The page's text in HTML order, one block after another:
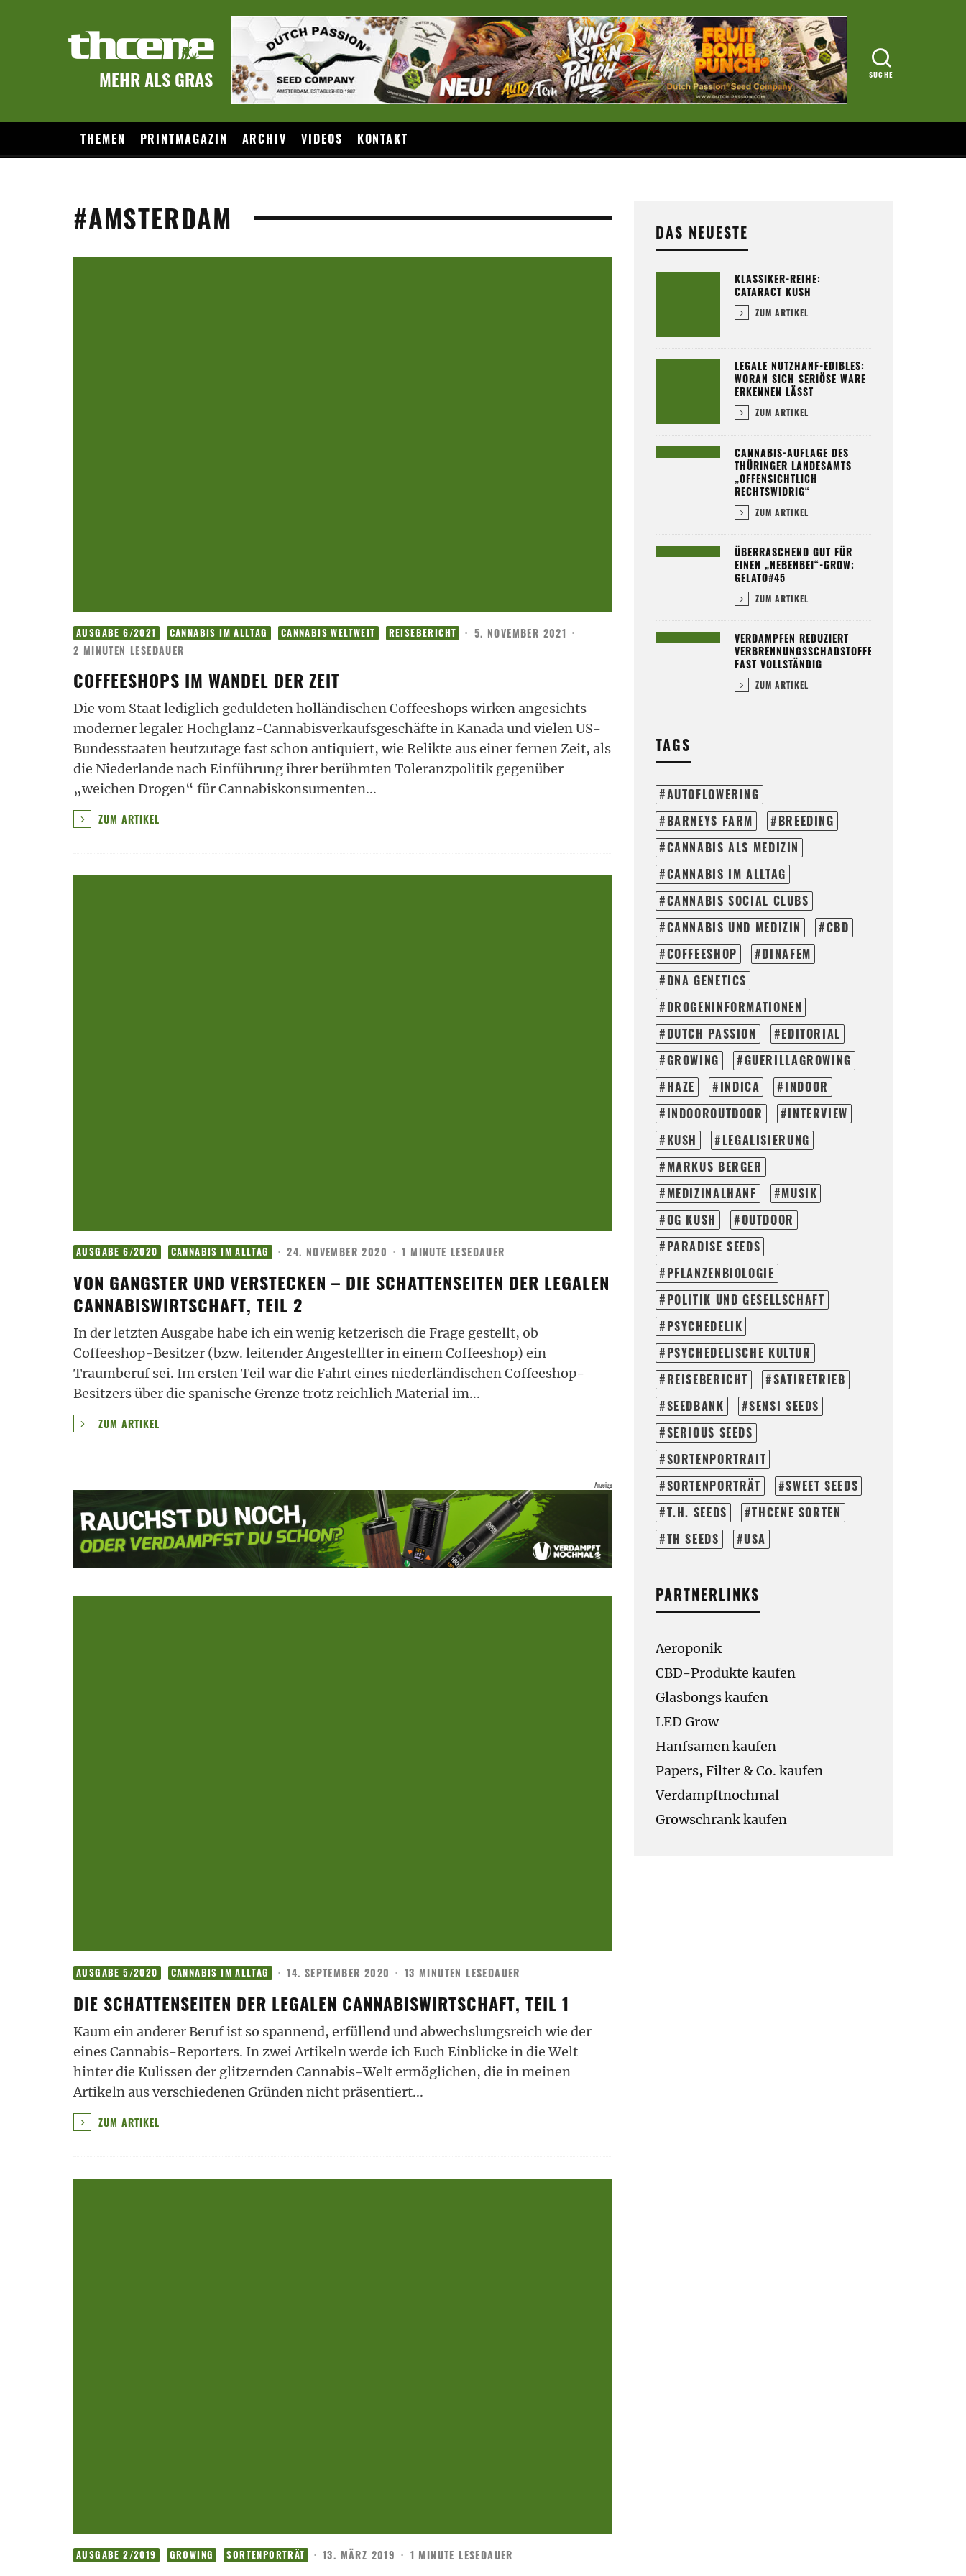
MEHR ALS GRAS
THEMEN PRINTMAGAZIN ARCHIV VIDEOS KONTAKT
#AMSTERDAM
AUSGABE 6/2021 CANNABIS IM ALLTAG CANNABIS WELTWEIT REISEBERICHT · 5. NOVEMBER 2021 ·
2 MINUTEN LESEDAUER
COFFEESHOPS IM WANDEL DER ZEIT
Die vom Staat lediglich geduldeten holländischen Coffeeshops wirken angesichts
moderner legaler Hochglanz-Cannabisverkaufsgeschäfte in Kanada und vielen US-
Bundesstaaten heutzutage fast schon antiquiert, wie Relikte aus einer fernen Zeit, als
die Niederlande nach Einführung ihrer berühmten Toleranzpolitik gegenüber
„weichen Drogen“ für Cannabiskonsumenten...
ZUM ARTIKEL
AUSGABE 6/2020 CANNABIS IM ALLTAG · 24. NOVEMBER 2020 · 1 MINUTE LESEDAUER
VON GANGSTER UND VERSTECKEN – DIE SCHATTENSEITEN DER LEGALEN
CANNABISWIRTSCHAFT, TEIL 2
In der letzten Ausgabe habe ich ein wenig ketzerisch die Frage gestellt, ob
Coffeeshop-Besitzer (bzw. leitender Angestellter in einem Coffeeshop) ein
Traumberuf sei. Im ersten Teil war die Fahrt eines niederländischen Coffeeshop-
Besitzers über die spanische Grenze trotz reichlich Material im...
ZUM ARTIKEL
AUSGABE 5/2020 CANNABIS IM ALLTAG · 14. SEPTEMBER 2020 · 13 MINUTEN LESEDAUER
DIE SCHATTENSEITEN DER LEGALEN CANNABISWIRTSCHAFT, TEIL 1
Kaum ein anderer Beruf ist so spannend, erfüllend und abwechslungsreich wie der
eines Cannabis-Reporters. In zwei Artikeln werde ich Euch Einblicke in die Welt
hinter die Kulissen der glitzernden Cannabis-Welt ermöglichen, die in meinen
Artikeln aus verschiedenen Gründen nicht präsentiert...
ZUM ARTIKEL
AUSGABE 2/2019 GROWING SORTENPORTRÄT · 13. MÄRZ 2019 · 1 MINUTE LESEDAUER
DAS NEUESTE
KLASSIKER-REIHE:
CATARACT KUSH
ZUM ARTIKEL
LEGALE NUTZHANF-EDIBLES:
WORAN SICH SERIÖSE WARE
ERKENNEN LÄSST
ZUM ARTIKEL
CANNABIS-AUFLAGE DES
THÜRINGER LANDESAMTS
„OFFENSICHTLICH
RECHTSWIDRIG“
ZUM ARTIKEL
ÜBERRASCHEND GUT FÜR
EINEN „NEBENBEI“-GROW:
GELATO#45
ZUM ARTIKEL
VERDAMPFEN REDUZIERT
VERBRENNUNGSSCHADSTOFFE
FAST VOLLSTÄNDIG
ZUM ARTIKEL
TAGS
AUTOFLOWERING
BARNEYS FARM
BREEDING
CANNABIS ALS MEDIZIN
CANNABIS IM ALLTAG
CANNABIS SOCIAL CLUBS
CANNABIS UND MEDIZIN
CBD
COFFEESHOP
DINAFEM
DNA GENETICS
DROGENINFORMATIONEN
DUTCH PASSION
EDITORIAL
GROWING
GUERILLAGROWING
HAZE
INDICA
INDOOR
INDOOROUTDOOR
INTERVIEW
KUSH
LEGALISIERUNG
MARKUS BERGER
MEDIZINALHANF
MUSIK
OG KUSH
OUTDOOR
PARADISE SEEDS
PFLANZENBIOLOGIE
POLITIK UND GESELLSCHAFT
PSYCHEDELIK
PSYCHEDELISCHE KULTUR
REISEBERICHT
SATIRETRIEB
SEEDBANK
SENSI SEEDS
SERIOUS SEEDS
SORTENPORTRAIT
SORTENPORTRÄT
SWEET SEEDS
T.H. SEEDS
THCENE SORTEN
TH SEEDS
USA
PARTNERLINKS
Aeroponik
CBD-Produkte kaufen
Glasbongs kaufen
LED Grow
Hanfsamen kaufen
Papers, Filter & Co. kaufen
Verdampftnochmal
Growschrank kaufen